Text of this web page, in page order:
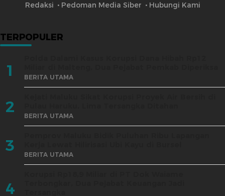
Redaksi Pedoman Media Siber Hubungi Kami
TERPOPULER
1 BERITA UTAMA
2 BERITA UTAMA
3 BERITA UTAMA
4